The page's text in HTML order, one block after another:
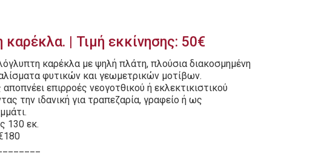
καρέκλα. | Τιμή εκκίνησης: 50€
καρέκλα με ψηλή πλάτη, πλούσια διακοσμημένη
φυτικών και γεωμετρικών μοτίβων.
επιρροές νεογοτθικού ή εκλεκτικιστικού
την ιδανική για τραπεζαρία, γραφείο ή ως
130 εκ.